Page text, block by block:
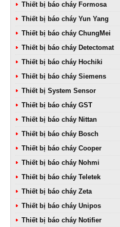
Thiết bị báo cháy Formosa
Thiết bị báo cháy Yun Yang
Thiết bị báo cháy ChungMei
Thiết bị báo cháy Detectomat
Thiết bị báo cháy Hochiki
Thiết bị báo cháy Siemens
Thiết bị System Sensor
Thiết bị báo cháy GST
Thiết bị báo cháy Nittan
Thiết bị báo cháy Bosch
Thiết bị báo cháy Cooper
Thiết bị báo cháy Nohmi
Thiết bị báo cháy Teletek
Thiết bị báo cháy Zeta
Thiết bị báo cháy Unipos
Thiết bị báo cháy Notifier